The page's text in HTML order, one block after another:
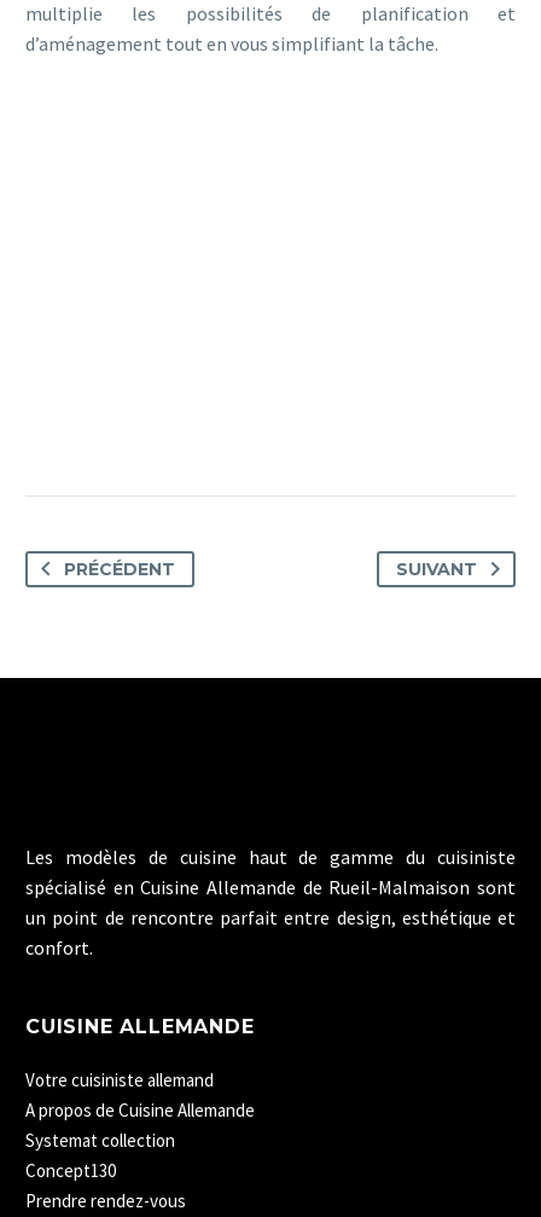
multiplie les possibilités de planification et
d’aménagement tout en vous simplifiant la tâche.
PRÉCÉDENT SUIVANT
Les modèles de cuisine haut de gamme du cuisiniste
spécialisé en Cuisine Allemande de Rueil-Malmaison sont
un point de rencontre parfait entre design, esthétique et
confort.
CUISINE ALLEMANDE
Votre cuisiniste allemand
A propos de Cuisine Allemande
Systemat collection
Concept130
Prendre rendez-vous